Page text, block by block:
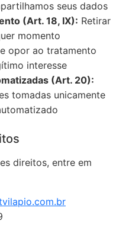
seus dados
(Art. 18, IX): Retirar
momento
opor ao tratamento
interesse
(Art. 20):
tomadas unicamente
direitos, entre em